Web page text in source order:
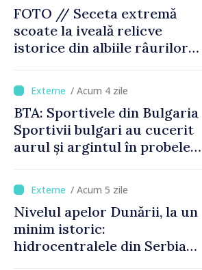
FOTO // Seceta extremă
scoate la iveală relicve
istorice din albiile râurilor
/ Acum 4 zile
BTA: Sportivele din Bulgaria
Sportivii bulgari au cucerit
aurul și argintul în probele
de gimnastică aerobică de la
Oradea
/ Acum 5 zile
Nivelul apelor Dunării, la un
minim istoric:
hidrocentralele din Serbia